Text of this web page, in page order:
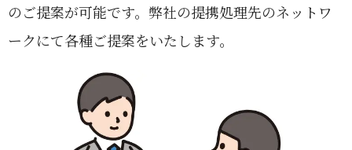
のご提案が可能です。弊社の提携処理先のネットワ
ークにて各種ご提案をいたします。